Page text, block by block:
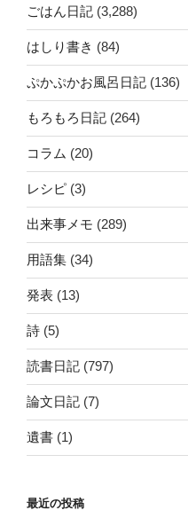
ごはん日記 (3,288)
はしり書き (84)
ぷかぷかお風呂日記 (136)
もろもろ日記 (264)
コラム (20)
レシピ (3)
出来事メモ (289)
用語集 (34)
発表 (13)
詩 (5)
読書日記 (797)
論文日記 (7)
遺書 (1)
最近の投稿